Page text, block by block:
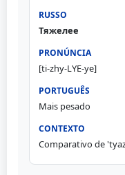
Тяжелее
[ti-zhy-LYE-ye]
Mais pesado
Comparativo de